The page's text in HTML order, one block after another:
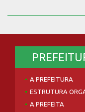
A PREFEITURA
ESTRUTURA
A PREFEITA